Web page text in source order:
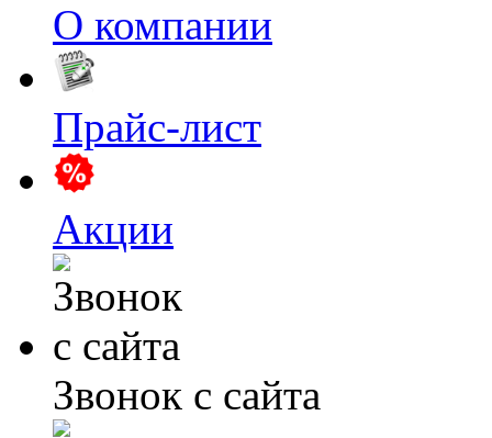
О компании
Прайс-лист
Акции
Звонок с сайта